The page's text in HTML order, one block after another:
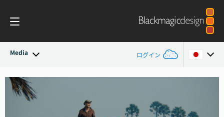
Media ログイン
最新ニュース